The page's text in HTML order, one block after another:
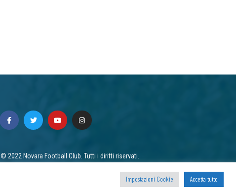
© 2022 Novara Football Club. Tutti i diritti riservati.
Impostazioni Cookie Accetta tutto